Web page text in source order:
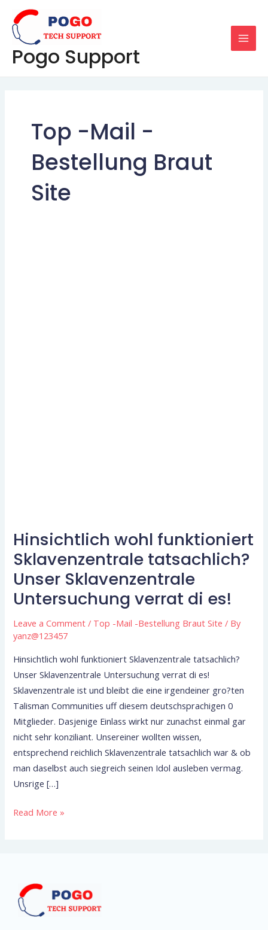
content
Pogo Support
Top -Mail -
Bestellung Braut
Site
Hinsichtlich wohl funktioniert
Sklavenzentrale tatsachlich?
Unser Sklavenzentrale
Untersuchung verrat di es!
Leave a Comment / Top -Mail -Bestellung Braut Site / By
yanz@123457
Hinsichtlich wohl funktioniert Sklavenzentrale tatsachlich?
Unser Sklavenzentrale Untersuchung verrat di es!
Sklavenzentrale ist und bleibt die eine irgendeiner gro?ten
Talisman Communities uff diesem deutschsprachigen 0
Mitglieder. Dasjenige Einlass wirkt nur zunachst einmal gar
nicht sehr konziliant. Unsereiner wollten wissen,
entsprechend reichlich Sklavenzentrale tatsachlich war & ob
man daselbst auch siegreich seinen Idol ausleben vermag.
Unsrige […]
Hinsichtlich
wohl
funktioniert
Sklavenzentrale
tatsachlich?
Sklavenzentrale
verrat
di
es!
Read More »